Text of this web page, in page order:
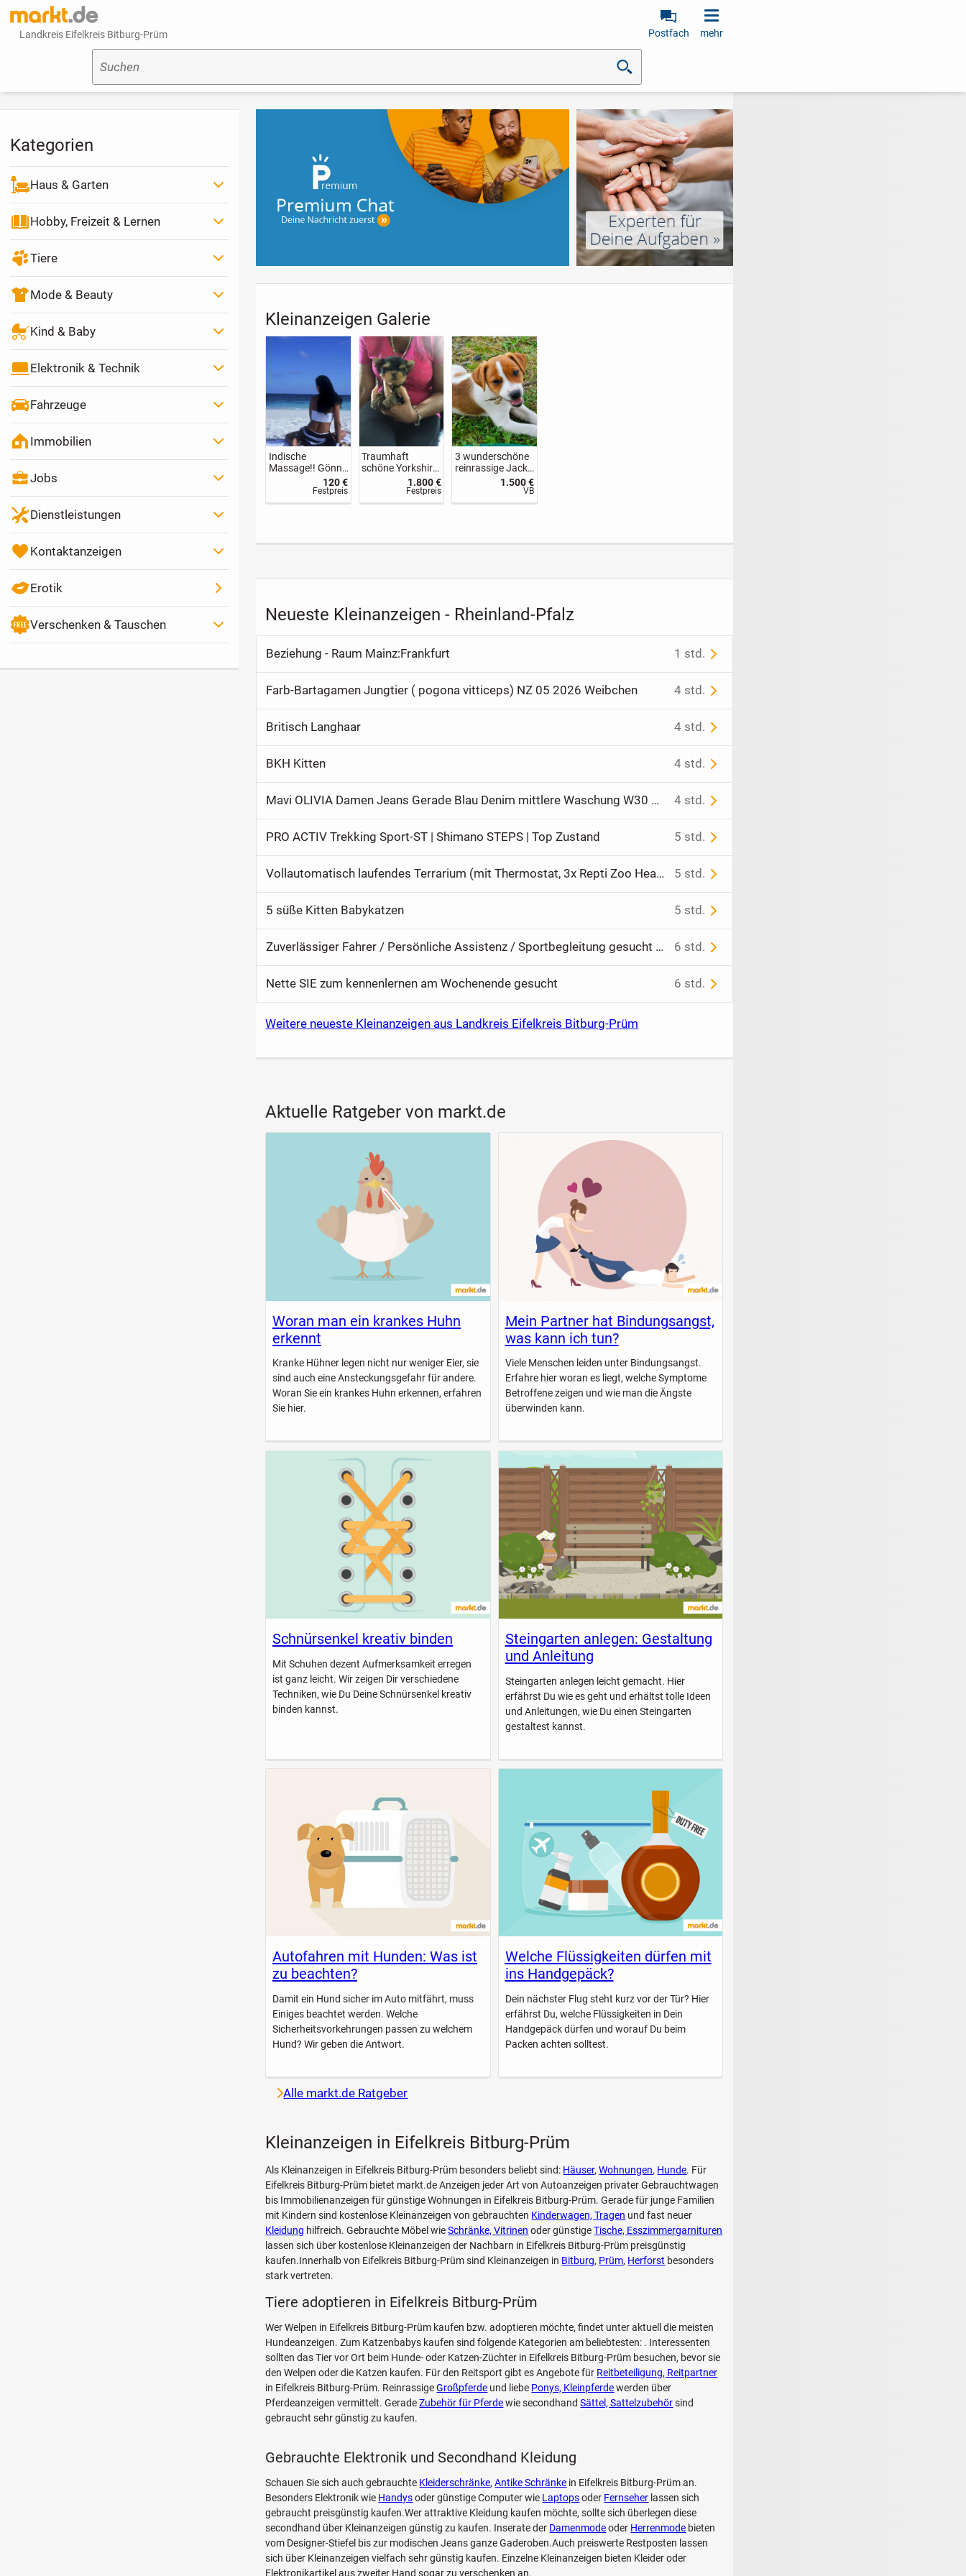
Landkreis Eifelkreis Bitburg-Prüm Postfach mehr
Suchen
Kleinanzeigen Galerie
Indische
Massage!! Gönn'
Besondere!
120 €
Festpreis
Traumhaft
schöne Yorkshire
Terrier Babys1.800 €
Festpreis
3 wunderschöne
reinrassige Jack
Russell Terrier1.500 €
VB
Kategorien
Haus & Garten
Hobby, Freizeit & Lernen
Tiere
Mode & Beauty
Kind & Baby
Elektronik & Technik
Fahrzeuge
Immobilien
Jobs
Dienstleistungen
Kontaktanzeigen
Erotik
Verschenken & Tauschen Neueste Kleinanzeigen - Rheinland-Pfalz
Beziehung - Raum Mainz:Frankfurt 1 std.
Farb-Bartagamen Jungtier ( pogona vitticeps) NZ 05 2026 Weibchen 4 std.
Britisch Langhaar 4 std.
BKH Kitten 4 std.
Mavi OLIVIA Damen Jeans Gerade Blau Denim mittlere Waschung W30 L80cm 4 std.
PRO ACTIV Trekking Sport-ST | Shimano STEPS | Top Zustand 5 std.
Vollautomatisch laufendes Terrarium (mit Thermostat, 3x Repti Zoo Heat Panel, Zeitschaltuhr) 5 std.
5 süße Kitten Babykatzen 5 std.
Zuverlässiger Fahrer / Persönliche Assistenz / Sportbegleitung gesucht (Teilzeit bis 30 Std./Woche) 6 std.
Nette SIE zum kennenlernen am Wochenende gesucht 6 std.
Weitere neueste Kleinanzeigen aus Landkreis Eifelkreis Bitburg-Prüm
Aktuelle Ratgeber von markt.de
Woran man ein krankes Huhn
erkennt
Kranke Hühner legen nicht nur weniger Eier, sie
sind auch eine Ansteckungsgefahr für andere.
Woran Sie ein krankes Huhn erkennen, erfahren
Sie hier.
Mein Partner hat Bindungsangst,
was kann ich tun?
Viele Menschen leiden unter Bindungsangst.
Erfahre hier woran es liegt, welche Symptome
Betroffene zeigen und wie man die Ängste
überwinden kann.
Schnürsenkel kreativ binden
Mit Schuhen dezent Aufmerksamkeit erregen
ist ganz leicht. Wir zeigen Dir verschiedene
Techniken, wie Du Deine Schnürsenkel kreativ
binden kannst.
Steingarten anlegen: Gestaltung
und Anleitung
Steingarten anlegen leicht gemacht. Hier
erfährst Du wie es geht und erhältst tolle Ideen
und Anleitungen, wie Du einen Steingarten
gestaltest kannst.
Autofahren mit Hunden: Was ist
zu beachten?
Damit ein Hund sicher im Auto mitfährt, muss
Einiges beachtet werden. Welche
Sicherheitsvorkehrungen passen zu welchem
Hund? Wir geben die Antwort.
Welche Flüssigkeiten dürfen mit
ins Handgepäck?
Dein nächster Flug steht kurz vor der Tür? Hier
erfährst Du, welche Flüssigkeiten in Dein
Handgepäck dürfen und worauf Du beim
Packen achten solltest.
Alle markt.de Ratgeber
Kleinanzeigen in Eifelkreis Bitburg-Prüm
Als Kleinanzeigen in Eifelkreis Bitburg-Prüm besonders beliebt sind: Häuser,Wohnungen, Hunde. Für
Eifelkreis Bitburg-Prüm bietet markt.de Anzeigen jeder Art von Autoanzeigen privater Gebrauchtwagen
bis Immobilienanzeigen für günstige Wohnungen in Eifelkreis Bitburg-Prüm. Gerade für junge Familien
mit Kindern sind kostenlose Kleinanzeigen von gebrauchten Kinderwagen, Tragen und fast neuer
Kleidung hilfreich. Gebrauchte Möbel wieSchränke, Vitrinen oder günstigeTische, Esszimmergarnituren
lassen sich über kostenlose Kleinanzeigen der Nachbarn in Eifelkreis Bitburg-Prüm preisgünstig
kaufen.Innerhalb von Eifelkreis Bitburg-Prüm sind Kleinanzeigen in Bitburg, Prüm, Herforst besonders
stark vertreten.
Tiere adoptieren in Eifelkreis Bitburg-Prüm
Wer Welpen in Eifelkreis Bitburg-Prüm kaufen bzw. adoptieren möchte, findet unter aktuell die meisten
Hundeanzeigen. Zum Katzenbabys kaufen sind folgende Kategorien am beliebtesten: . Interessenten
sollten das Tier vor Ort beim Hunde- oder Katzen-Züchter in Eifelkreis Bitburg-Prüm besuchen, bevor sie
den Welpen oder die Katzen kaufen. Für den Reitsport gibt es Angebote für Reitbeteiligung, Reitpartner
in Eifelkreis Bitburg-Prüm. ReinrassigeGroßpferde und liebe Ponys, Kleinpferdewerden über
Pferdeanzeigen vermittelt. GeradeZubehör für Pferdewie secondhandSättel, Sattelzubehörsind
gebraucht sehr günstig zu kaufen.
Gebrauchte Elektronik und Secondhand Kleidung
Schauen Sie sich auch gebrauchte Kleiderschränke,Antike Schränke in Eifelkreis Bitburg-Prüm an.
Besonders Elektronik wie Handysoder günstige Computer wie Laptopsoder Fernseher lassen sich
gebraucht preisgünstig kaufen.Wer attraktive Kleidung kaufen möchte, sollte sich überlegen diese
secondhand über Kleinanzeigen günstig zu kaufen. Inserate der Damenmodeoder Herrenmode bieten
vom Designer-Stiefel bis zur modischen Jeans ganze Gaderoben.Auch preiswerte Restposten lassen
sich über Kleinanzeigen vielfach sehr günstig kaufen. Einzelne Kleinanzeigen bieten Kleider oder
Elektronikartikel aus zweiter Hand sogar zu verschenken an.